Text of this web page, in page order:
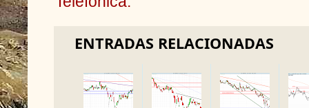
ENTRADAS RELACIONADAS